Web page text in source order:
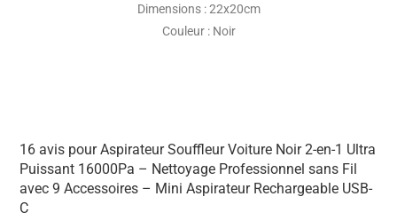
Dimensions : 22x20cm
Couleur : Noir
16 avis pourAspirateur Souffleur Voiture Noir 2-en-1 Ultra
Puissant 16000Pa – Nettoyage Professionnel sans Fil
avec 9 Accessoires – Mini Aspirateur Rechargeable USB-
C